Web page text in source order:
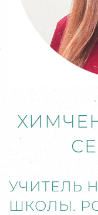
УЧИТЕЛЬ
ШКОЛЫ.